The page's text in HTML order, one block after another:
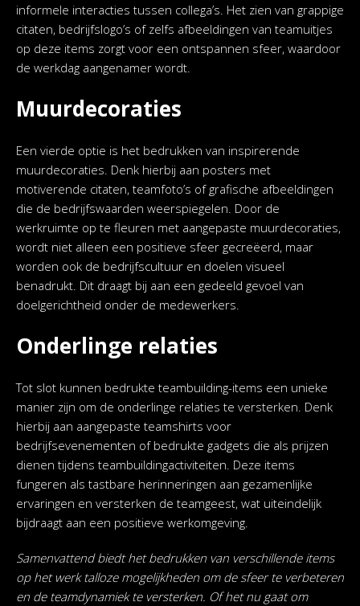
informele interacties tussen collega’s. Het zien van grappige
citaten, bedrijfslogo’s of zelfs afbeeldingen van teamuitjes
op deze items zorgt voor een ontspannen sfeer, waardoor
de werkdag aangenamer wordt.
Muurdecoraties
Een vierde optie is het bedrukken van inspirerende
muurdecoraties. Denk hierbij aan posters met
motiverende citaten, teamfoto’s of grafische afbeeldingen
die de bedrijfswaarden weerspiegelen. Door de
werkruimte op te fleuren met aangepaste muurdecoraties,
wordt niet alleen een positieve sfeer gecreëerd, maar
worden ook de bedrijfscultuur en doelen visueel
benadrukt. Dit draagt bij aan een gedeeld gevoel van
doelgerichtheid onder de medewerkers.
Onderlinge relaties
Tot slot kunnen bedrukte teambuilding-items een unieke
manier zijn om de onderlinge relaties te versterken. Denk
hierbij aan aangepaste teamshirts voor
bedrijfsevenementen of bedrukte gadgets die als prijzen
dienen tijdens teambuildingactiviteiten. Deze items
fungeren als tastbare herinneringen aan gezamenlijke
ervaringen en versterken de teamgeest, wat uiteindelijk
bijdraagt aan een positieve werkomgeving.
Samenvattend biedt het bedrukken van verschillende items
op het werk talloze mogelijkheden om de sfeer te verbeteren
en de teamdynamiek te versterken. Of het nu gaat om